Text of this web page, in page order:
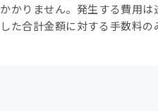
かかりません。発生する費用は
した合計金額に対する手数料の